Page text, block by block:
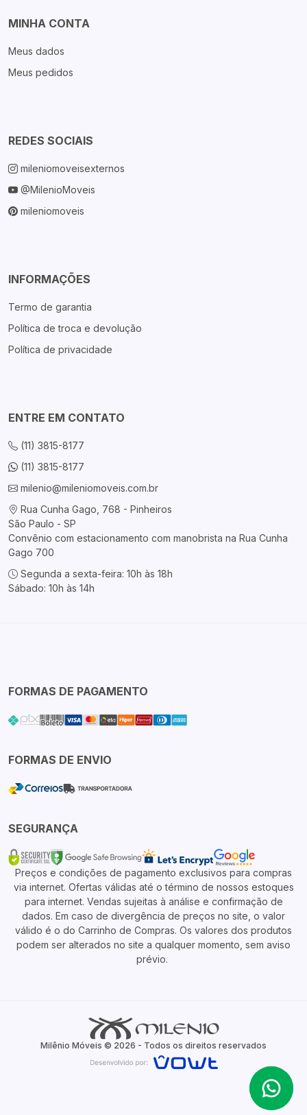
MINHA CONTA
Meus dados
Meus pedidos
REDES SOCIAIS
mileniomoveisexternos
@MilenioMoveis
mileniomoveis
INFORMAÇÕES
Termo de garantia
Política de troca e devolução
Política de privacidade
ENTRE EM CONTATO
(11) 3815-8177
(11) 3815-8177
milenio@mileniomoveis.com.br
Rua Cunha Gago, 768 - Pinheiros
São Paulo - SP
Convênio com estacionamento com manobrista na Rua Cunha
Gago 700
Segunda a sexta-feira: 10h às 18h
Sábado: 10h às 14h
FORMAS DE PAGAMENTO
FORMAS DE ENVIO
SEGURANÇA
Preços e condições de pagamento exclusivos para compras
via internet. Ofertas válidas até o término de nossos estoques
para internet. Vendas sujeitas à análise e confirmação de
dados. Em caso de divergência de preços no site, o valor
válido é o do Carrinho de Compras. Os valores dos produtos
podem ser alterados no site a qualquer momento, sem aviso
prévio.
Milênio Móveis © 2026 - Todos os direitos reservados